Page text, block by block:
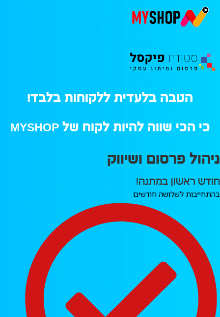
הטבה בלעדית ללקוחות בלבד!
כי הכי שווה להיות לקוח של MYSHOP
ניהול פרסום ושיווק
חודש ראשון במתנה!
בהתחייבות לשלושה חודשים